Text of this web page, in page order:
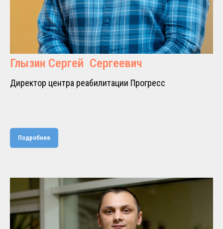
Глызин Сергей Сергеевич
Директор центра реабилитации Прогресс
Подробнее